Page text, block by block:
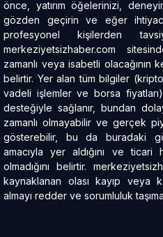
önce, yatırım öğelerinizi,
gözden geçirin ve eğer
profesyonel kişilerden
merkeziyetsizhaber.com
zamanlı veya isabetli olacağının
belirtir. Yer alan tüm bilgiler
vadeli işlemler ve borsa
desteğiyle sağlanır, bundan
zamanlı olmayabilir ve gerçek
gösterebilir, bu da buradaki
amacıyla yer aldığını ve
olmadığını belirtir.
kaynaklanan olası kayıp veya
almayı redder ve sorumluluk